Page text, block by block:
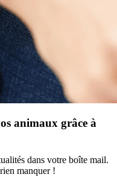
animaux grâce à
dans votre boîte mail.
manquer !